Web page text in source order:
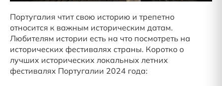
Португалия чтит свою историю и трепетно
относится к важным историческим датам.
Любителям истории есть на что посмотреть на
исторических фестивалях страны. Коротко о
лучших исторических локальных летних
фестивалях Португалии 2024 года: